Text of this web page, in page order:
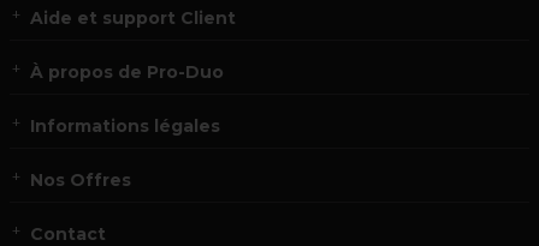
Aide et support Client
À propos de Pro-Duo
Informations légales
Nos Offres
Contact